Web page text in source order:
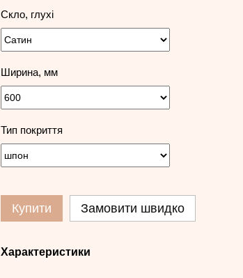
Скло, глухі
Ширина, мм
Тип покриття
Купити Замовити швидко
Характеристики